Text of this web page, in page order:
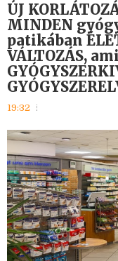
ÚJ
MINDEN
patikában
VÁLTOZÁS,
19:32